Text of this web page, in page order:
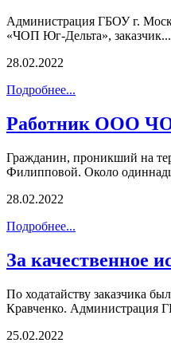
Администрация ГБОУ г.
«ЧОП Юг-Дельта», заказчик...
28.02.2022
Подробнее...
Работник ООО
Гражданин, проникший на
Филипповой. Около
28.02.2022
Подробнее...
За качественное
По ходатайству заказчика
Кравченко. Администрация
25.02.2022